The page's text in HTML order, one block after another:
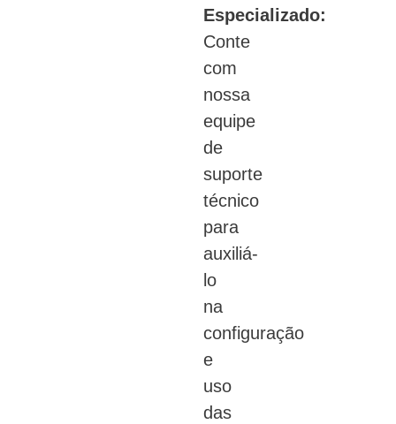
Especializado:
Conte
com
nossa
equipe
de
suporte
técnico
para
auxiliá-
lo
na
configuração
e
uso
das